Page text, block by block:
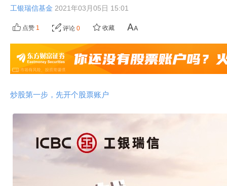
工银瑞信基金 2021年03月05日 15:01
点赞 1 评论 0 收藏
炒股第一步，先开个股票账户